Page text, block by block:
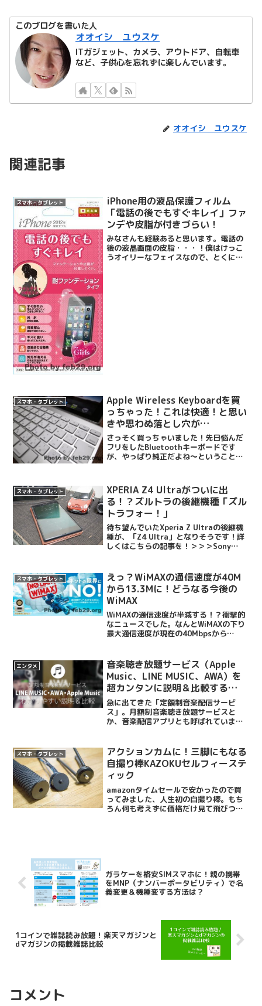
このブログを書いた人
オオイシ ユウスケ
ITガジェット、カメラ、アウトドア、自転車
など、子供心を忘れずに楽しんでいます。
オオイシ ユウスケ
関連記事
スマホ・タブレット
iPhone用の液晶保護フィルム
「電話の後でもすぐキレイ」ファ
ンデや皮脂が付きづらい！
みなさんも経験あると思います。電話の
後の液晶画面の皮脂・・・！僕はけっこ
うオイリーなフェイスなので、とくに気
スマホ・タブレット
Apple Wireless Keyboardを買
っちゃった！これは快適！と思い
きや思わぬ落とし穴が…
さっそく買っちゃいました！先日悩んだ
フリをしたBluetoothキーボードです
が、やっぱり純正だよね〜ということ
ップルストアに行ったんですがなんか緊
張しますねー。今はも...
スマホ・タブレット
XPERIA Z4 Ultraがついに出
る！？ズルトラの後継機種「ズル
トラフォー！」
待ち望んでいたXperia Z Ultraの後継機
種が、「Z4 Ultra」となりそうです！詳
しくはこちらの記事を！＞＞＞Sony
スマホ・タブレット
えっ？WiMAXの通信速度が40M
から13.3Mに！どうなる今後の
WiMAX
WiMAXの通信速度が半減する！？衝撃的
なニュースでした。なんとWiMAXの下り
最大通信速度が現在の40Mbpsから
ンズがWiMAX2+に力を入れており、来...
エンタメ
音楽聴き放題サービス（Apple
Music、LINE MUSIC、AWA）を
超カンタンに説明＆比較する
よ！！
急に出てきた「定額制音楽配信サービ
ス」。月額制音楽聴き放題サービスと
か、音楽配信アプリとも呼ばれていま
いきなり出てきたので良くわからない！
という人も多いんじゃないかな。...
スマホ・タブレット
アクションカムに！三脚にもなる
自撮り棒KAZOKUセルフィーステ
ィック
amazonタイムセールで安かったので買
ってみました、人生初の自撮り棒。もち
ろん何も考えずに価格だけ見て飛びつい
ガラケーを格安SIMスマホに！親の携帯
をMNP（ナンバーポータビリティ）で名
義変更＆機種変する方法は？
1コインで雑誌読み放題！楽天マガジンと
dマガジンの掲載雑誌比較
コメント